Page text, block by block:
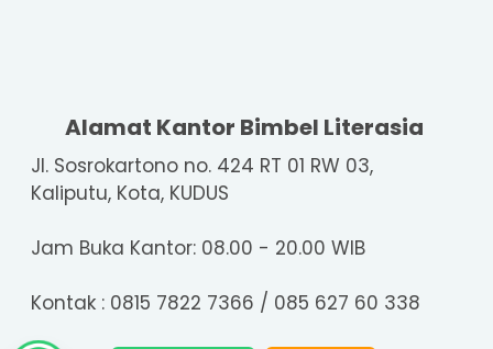
Privat d...
Jasa Les Privat di Kabupaten Kudus: Solusi
Terbaik...
20239
Mei3
Februari1
Alamat Kantor Bimbel Literasia
Jl. Sosrokartono no. 424 RT 01 RW 03,
Kaliputu, Kota, KUDUS
Jam Buka Kantor: 08.00 - 20.00 WIB
Kontak : 0815 7822 7366 / 085 627 60 338